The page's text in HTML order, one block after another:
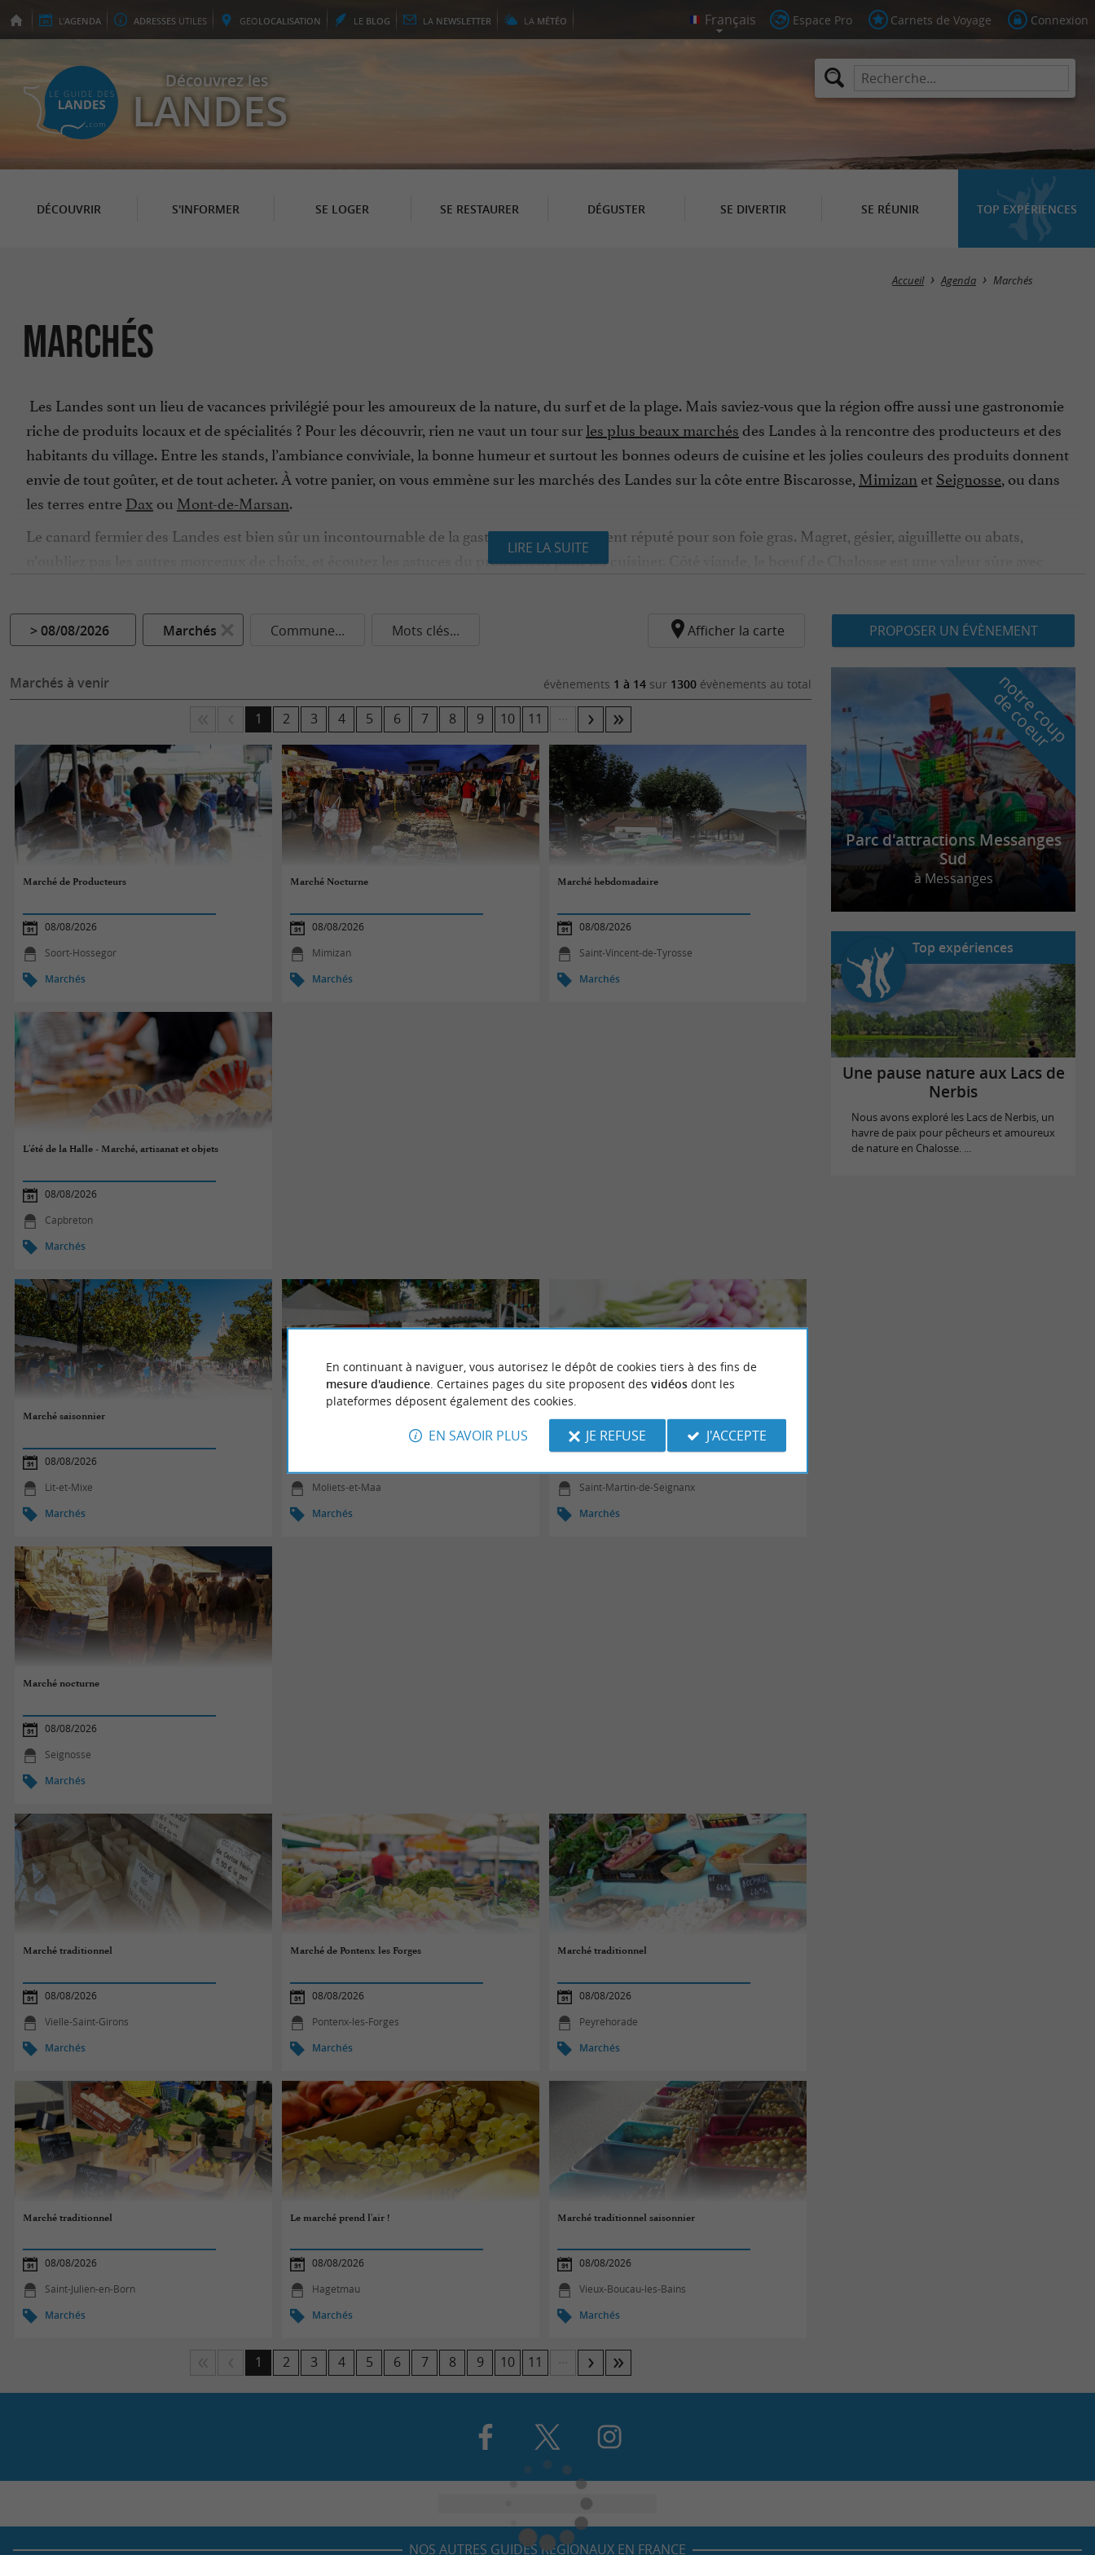
L'AGENDA ADRESSES UTILES GEOLOCALISATION LE BLOG LA NEWSLETTER LA MÉTÉO Espace Pro Carnets de Voyage Connexion
Découvrez les
LANDES
DÉCOUVRIR S'INFORMER SE LOGER SE RESTAURER DÉGUSTER SE DIVERTIR SE RÉUNIR TOP EXPÉRIENCES
Masquer la carte
Accueil Agenda Marchés
Marchés
Les Landes sont un lieu de vacances privilégié pour les amoureux de la nature, du surf et de la plage. Mais saviez-vous que la région offre aussi une gastronomie
riche de produits locaux et de spécialités ? Pour les découvrir, rien ne vaut un tour surles plus beaux marchésdes Landes à la rencontre des producteurs et des
habitants du village. Entre les stands, l’ambiance conviviale, la bonne humeur et surtout les bonnes odeurs de cuisine et les jolies couleurs des produits donnent
envie de tout goûter, et de tout acheter. À votre panier, on vous emmène sur les marchés des Landes sur la côte entre Biscarosse, Mimizan etSeignosse, ou dans
les terres entre Dax ou Mont-de-Marsan.
Le canard fermier des Landes est bien sûr un incontournable de la gastronomie, notamment réputé pour son foie gras. Magret, gésier, aiguillette ou abats,
n’oubliez pas les autres morceaux de choix, et écoutez les astuces du producteur pour les cuisiner. Côté viande, le bœuf de Chalosse est une valeur sûre avec
l’océan, les produits de la mer se retrouvent sur les stands avec les huîtres d’Hossegor et les fruits de mer délicieux avec un filet de citron ou de la mayonnaise.
Amateur de poisson, ne manquez pas lemarché aux poissons au pied des bateaux à Cap-Breton
! Les produits sont de première fraîcheur, vendus avec des
Lieu de vie et de rencontre, les marchés sont souvent synonymes de partage et d’apéro en fin de matinée. Rapprochez-vous des producteurs de Floc de
Gascogne, de vin de Chalosse ou d’Armagnac pour les déguster, et repartir avec quelques bouteilles pour le déjeuner. Servis avec de la garbure, du pastis landais
ou la Madeleine de Dax pour le dessert, ils raviront tous les palais.
Bonne visite sur les marchés des Landes !
LIRE LA SUITE
> 08/08/2026 Marchés Commune... Mots clés... Afficher la carte
Marchés à venir évènements 1 à 14 sur 1300 évènements au total
1 2 3 4 5 6 7 8 9 10 11
Marché de Producteurs
08/08/2026
Soort-Hossegor
Marchés
Marché Nocturne
08/08/2026
Mimizan
Marchés
Marché hebdomadaire
08/08/2026
Saint-Vincent-de-Tyrosse
Marchés
L'été de la Halle - Marché, artisanat et objets
08/08/2026
Capbreton
Marchés
Marché saisonnier
08/08/2026
Lit-et-Mixe
Marchés
Moliets-et-Maa
Marchés
Marché hebdomadaire
Saint-Martin-de-Seignanx
Marchés
Marché nocturne
08/08/2026
Seignosse
Marchés
Marché traditionnel
08/08/2026
Vielle-Saint-Girons
Marchés
Marché de Pontenx les Forges
08/08/2026
Pontenx-les-Forges
Marchés
Marché traditionnel
08/08/2026
Peyrehorade
Marchés
Marché traditionnel
08/08/2026
Saint-Julien-en-Born
Marchés
Le marché prend l'air !
08/08/2026
Hagetmau
Marchés
Marché traditionnel saisonnier
08/08/2026
Vieux-Boucau-les-Bains
Marchés
1 2 3 4 5 6 7 8 9 10 11
PROPOSER UN ÉVÈNEMENT
n
o
t
r
e
c
o
u
p
d
e
c
o
e
u
r
Parc d'attractions Messanges
Sud
à Messanges
Top expériences
Une pause nature aux Lacs de
Nerbis
Nous avons exploré les Lacs de Nerbis, un
havre de paix pour pêcheurs et amoureux
de nature en Chalosse. ...
NOS AUTRES GUIDES RÉGIONAUX EN FRANCE
En continuant à naviguer, vous autorisez le dépôt de cookies tiers à des fins de
mesure d'audience. Certaines pages du site proposent des vidéosdont les
plateformes déposent également des cookies.
EN SAVOIR PLUS JE REFUSE J'ACCEPTE